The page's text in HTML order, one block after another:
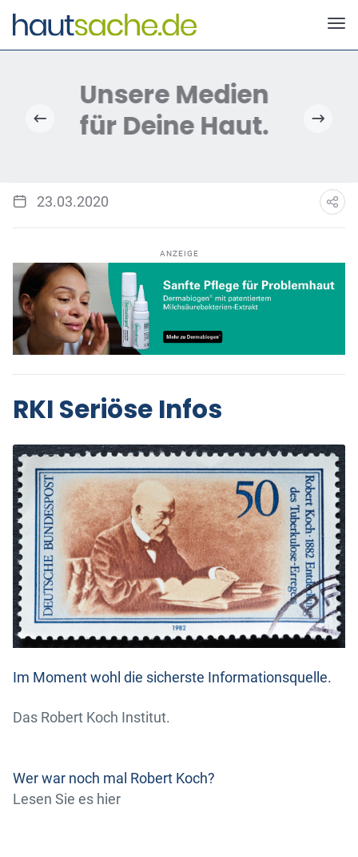
23.03.2020
ANZEIGE
RKI Seriöse Infos
Im Moment wohl die sicherste Informationsquelle.
Das Robert Koch Institut.
Wer war noch mal Robert Koch?
Lesen Sie es hier